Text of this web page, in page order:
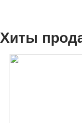
Хиты